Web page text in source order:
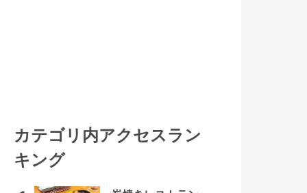
カテゴリ内アクセスラン
キング